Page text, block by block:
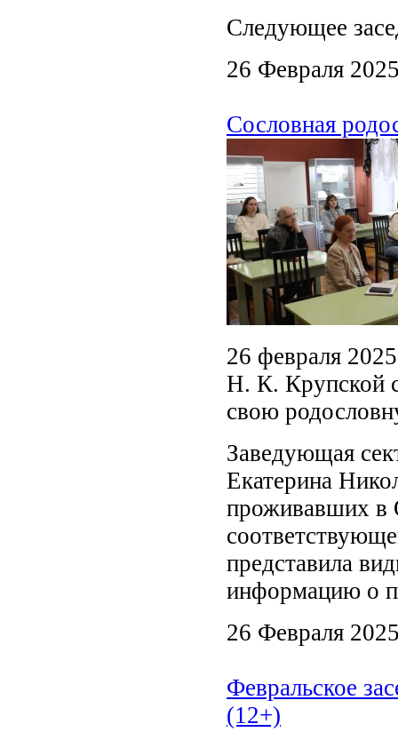
Следующее
26 Февраля
Сословная
26 февраля
Н. К. Крупской
свою
Заведующая
Екатерина
проживавших в
представила
информацию о
26 Февраля
Февральское
(12+)